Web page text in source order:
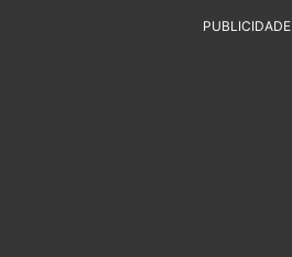
PUBLICIDADE